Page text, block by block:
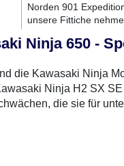
Norden 901
unsere Fittiche
auf
Ninja 650 -
die Kawasaki Ninja
Ninja H2 SX
die sie für